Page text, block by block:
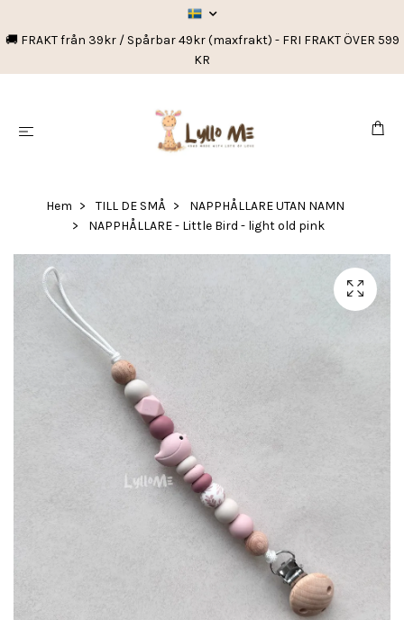
🚚 FRAKT från 39kr / Spårbar 49kr (maxfrakt) - FRI FRAKT ÖVER 599
KR
Hem TILL DE SMÅ
NAPPHÅLLARE UTAN NAMN
NAPPHÅLLARE - Little Bird - light old pink